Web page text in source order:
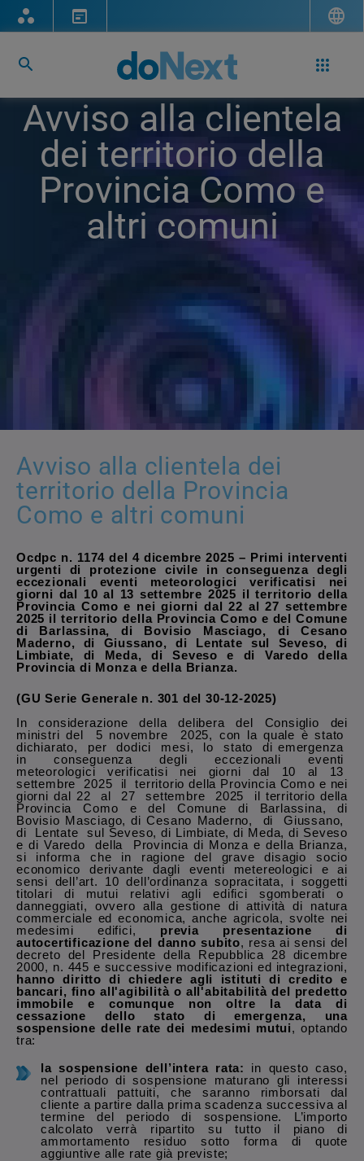
Avviso alla clientela
dei territorio della
Provincia Como e
altri comuni
Avviso alla clientela dei
territorio della Provincia
Como e altri comuni
Ocdpc n. 1174 del 4 dicembre 2025 – Primi interventi
urgenti di protezione civile in conseguenza degli
eccezionali eventi meteorologici verificatisi nei
giorni dal 10 al 13 settembre 2025 il territorio della
Provincia Como e nei giorni dal 22 al 27 settembre
2025 il territorio della Provincia Como e del Comune
di Barlassina, di Bovisio Masciago, di Cesano
Maderno, di Giussano, di Lentate sul Seveso, di
Limbiate, di Meda, di Seveso e di Varedo della
Provincia di Monza e della Brianza.
(GU Serie Generale n. 301 del 30-12-2025)
In considerazione della delibera del Consiglio dei
ministri del 5 novembre 2025, con la quale è stato
dichiarato, per dodici mesi, lo stato di emergenza
in conseguenza degli eccezionali eventi
meteorologici verificatisi nei giorni dal 10 al 13
settembre 2025 il territorio della Provincia Como e nei
giorni dal 22 al 27 settembre 2025 il territorio della
Provincia Como e del Comune di Barlassina, di
Bovisio Masciago, di Cesano Maderno, di Giussano,
di Lentate sul Seveso, di Limbiate, di Meda, di Seveso
e di Varedo della Provincia di Monza e della Brianza,
si informa che in ragione del grave disagio socio
economico derivante dagli eventi metereologici e ai
sensi dell’art. 10 dell’ordinanza sopracitata, i soggetti
titolari di mutui relativi agli edifici sgomberati o
danneggiati, ovvero alla gestione di attività di natura
commerciale ed economica, anche agricola, svolte nei
medesimi edifici, previa presentazione di
autocertificazione del danno subito, resa ai sensi del
decreto del Presidente della Repubblica 28 dicembre
2000, n. 445 e successive modificazioni ed integrazioni,
hanno diritto di chiedere agli istituti di credito e
bancari, fino all'agibilità o all'abitabilità del predetto
immobile e comunque non oltre la data di
cessazione dello stato di emergenza, una
sospensione delle rate dei medesimi mutui, optando
tra:
la sospensione dell’intera rata:
in questo caso,
nel periodo di sospensione maturano gli interessi
contrattuali pattuiti, che saranno rimborsati dal
cliente a partire dalla prima scadenza successiva al
termine del periodo di sospensione. L’importo
calcolato verrà ripartito su tutto il piano di
ammortamento residuo sotto forma di quote
aggiuntive alle rate già previste;